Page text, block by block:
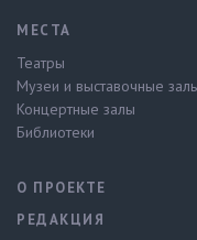
МЕСТА
Театры
Музеи и выставочные
Концертные залы
Библиотеки
О ПРОЕКТЕ
РЕДАКЦИЯ